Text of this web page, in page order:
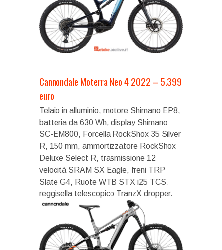
Cannondale Moterra Neo 4 2022 – 5.399
euro
Telaio in alluminio, motore Shimano EP8,
batteria da 630 Wh, display Shimano
SC-EM800, Forcella RockShox 35 Silver
R, 150 mm, ammortizzatore RockShox
Deluxe Select R, trasmissione 12
velocità SRAM SX Eagle, freni TRP
Slate G4, Ruote WTB STX i25 TCS,
reggisella telescopico TranzX dropper.